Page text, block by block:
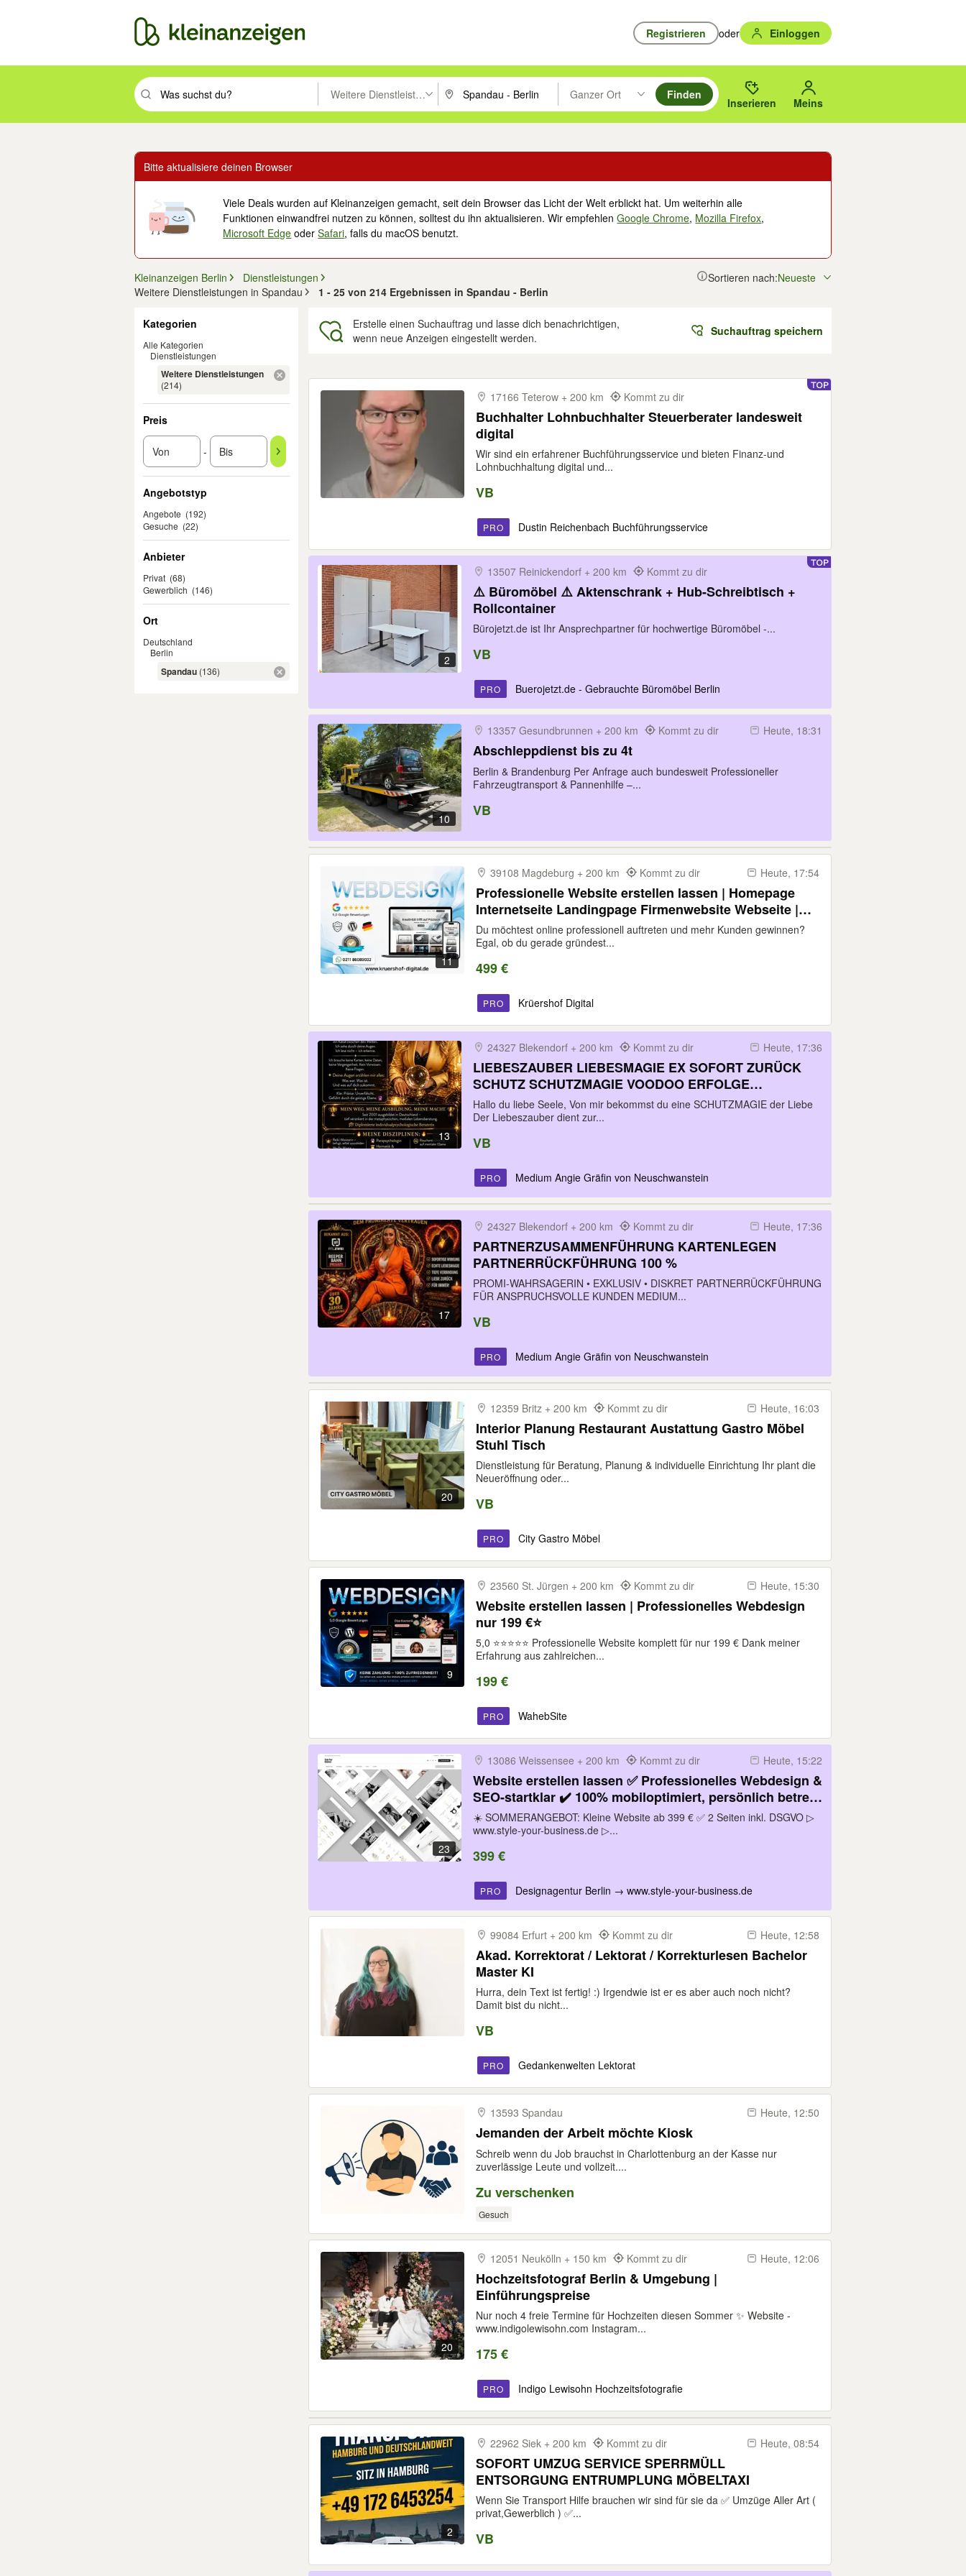
Registrieren oder Einloggen
Suchbegriff eingeben. Eingabetaste drücken um zu suchen, oder Vorschläge mit den Pfeiltasten nach oben/unten durchsuchen und mit Eingabetaste auswählen.
Weitere Dienstleistungen PLZ oder Ort eingeben. Eingabetaste drücken um zu suchen, oder Vorschläge mit den Pfeiltasten nach oben/
Ganzer Ort
Suche im Umkreis des gewählten Orts oder PLZ.
Finden
Inserieren Meins
Bitte aktualisiere deinen Browser
Viele Deals wurden auf Kleinanzeigen gemacht, seit dein Browser das Licht der Welt erblickt hat. Um weiterhin alle
Funktionen einwandfrei nutzen zu können, solltest du ihn aktualisieren. Wir empfehlenGoogle Chrome, Mozilla Firefox,
Microsoft Edge oderSafari, falls du macOS benutzt.
Kleinanzeigen Berlin
Dienstleistungen
Weitere Dienstleistungen in Spandau
1 - 25 von 214 Ergebnissen in Spandau - Berlin
Sortieren nach:Neueste
Kategorien
Alle Kategorien
Dienstleistungen
Weitere Dienstleistungen
(214)
Preis
-
Angebotstyp
Angebote (192)
Gesuche (22)
Anbieter
Privat (68)
Gewerblich (146)
Ort
Deutschland
Berlin
Spandau (136)
Erstelle einen Suchauftrag und lasse dich benachrichtigen,
wenn neue Anzeigen eingestellt werden.
Suchauftrag speichern
17166 Teterow + 200 km
Kommt zu dir
Buchhalter Lohnbuchhalter Steuerberater landesweit
digital
Wir sind ein erfahrener Buchführungsservice und bieten Finanz-und
Lohnbuchhaltung digital und...
VB
PRO Dustin Reichenbach Buchführungsservice
2
13507 Reinickendorf + 200 km Kommt zu dir
⚠️ Büromöbel ⚠️ Aktenschrank + Hub-Schreibtisch +
Rollcontainer
Bürojetzt.de ist Ihr Ansprechpartner für hochwertige Büromöbel -...
VB
PRO Buerojetzt.de - Gebrauchte Büromöbel Berlin
10
13357 Gesundbrunnen + 200 km Kommt zu dir Heute, 18:31
Abschleppdienst bis zu 4t
Berlin & Brandenburg Per Anfrage auch bundesweit Professioneller
Fahrzeugtransport & Pannenhilfe –...
VB
11
39108 Magdeburg + 200 km Kommt zu dir Heute, 17:54
Professionelle Website erstellen lassen | Homepage
Internetseite Landingpage Firmenwebsite Webseite |
Webdesign & Webentwicklung, modern & responsive |
SEO-optimiert | in 1 Woche programmieren lassen
Du möchtest online professionell auftreten und mehr Kunden gewinnen?
Egal, ob du gerade gründest...
499 €
PRO Krüershof Digital
13
24327 Blekendorf + 200 km Kommt zu dir Heute, 17:36
LIEBESZAUBER LIEBESMAGIE EX SOFORT ZURÜCK
SCHUTZ SCHUTZMAGIE VOODOO ERFOLGE
NACHWEISBAR
Hallo du liebe Seele, Von mir bekommst du eine SCHUTZMAGIE der Liebe
Der Liebeszauber dient zur...
VB
PRO Medium Angie Gräfin von Neuschwanstein
17
24327 Blekendorf + 200 km Kommt zu dir Heute, 17:36
PARTNERZUSAMMENFÜHRUNG KARTENLEGEN
PARTNERRÜCKFÜHRUNG 100 %
PROMI-WAHRSAGERIN • EXKLUSIV • DISKRET PARTNERRÜCKFÜHRUNG
FÜR ANSPRUCHSVOLLE KUNDEN MEDIUM...
VB
PRO Medium Angie Gräfin von Neuschwanstein
20
12359 Britz + 200 km Kommt zu dir Heute, 16:03
Interior Planung Restaurant Austattung Gastro Möbel
Stuhl Tisch
Dienstleistung für Beratung, Planung & individuelle Einrichtung Ihr plant die
Neueröffnung oder...
VB
PRO City Gastro Möbel
9
23560 St. Jürgen + 200 km Kommt zu dir Heute, 15:30
Website erstellen lassen | Professionelles Webdesign
nur 199 €⭐
5,0 ⭐⭐⭐⭐⭐ Professionelle Website komplett für nur 199 € Dank meiner
Erfahrung aus zahlreichen...
199 €
PRO WahebSite
23
13086 Weissensee + 200 km Kommt zu dir Heute, 15:22
Website erstellen lassen ✅ Professionelles Webdesign &
SEO-startklar ✔️ 100% mobiloptimiert, persönlich betreut
✔️ Jetzt unverbindlich anfragen!
☀️ SOMMERANGEBOT: Kleine Website ab 399 € ✅ 2 Seiten inkl. DSGVO ▷
www.style-your-business.de ▷...
399 €
PRO Designagentur Berlin → www.style-your-business.de
99084 Erfurt + 200 km Kommt zu dir Heute, 12:58
Akad. Korrektorat / Lektorat / Korrekturlesen Bachelor
Master KI
Hurra, dein Text ist fertig! :) Irgendwie ist er es aber auch noch nicht?
Damit bist du nicht...
VB
PRO Gedankenwelten Lektorat
13593 Spandau Heute, 12:50
Jemanden der Arbeit möchte Kiosk
Schreib wenn du Job brauchst in Charlottenburg an der Kasse nur
zuverlässige Leute und vollzeit....
Zu verschenken
Gesuch
20
12051 Neukölln + 150 km Kommt zu dir Heute, 12:06
Hochzeitsfotograf Berlin & Umgebung |
Einführungspreise
Nur noch 4 freie Termine für Hochzeiten diesen Sommer ✨ Website -
www.indigolewisohn.com Instagram...
175 €
PRO Indigo Lewisohn Hochzeitsfotografie
2
22962 Siek + 200 km Kommt zu dir Heute, 08:54
SOFORT UMZUG SERVICE SPERRMÜLL
ENTSORGUNG ENTRUMPLUNG MÖBELTAXI
Wenn Sie Transport Hilfe brauchen wir sind für sie da ✅ Umzüge Aller Art (
privat,Gewerblich ) ✅...
VB